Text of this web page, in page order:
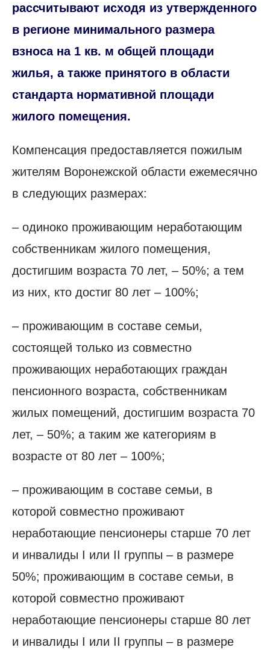
рассчитывают исходя из утвержденного
в регионе минимального размера
взноса на 1 кв. м общей площади
жилья, а также принятого в области
стандарта нормативной площади
жилого помещения.
Компенсация предоставляется пожилым
жителям Воронежской области ежемесячно
в следующих размерах:
– одиноко проживающим неработающим
собственникам жилого помещения,
достигшим возраста 70 лет, – 50%; а тем
из них, кто достиг 80 лет – 100%;
– проживающим в составе семьи,
состоящей только из совместно
проживающих неработающих граждан
пенсионного возраста, собственникам
жилых помещений, достигшим возраста 70
лет, – 50%; а таким же категориям в
возрасте от 80 лет – 100%;
– проживающим в составе семьи, в
которой совместно проживают
неработающие пенсионеры старше 70 лет
и инвалиды I или II группы – в размере
50%; проживающим в составе семьи, в
которой совместно проживают
неработающие пенсионеры старше 80 лет
и инвалиды I или II группы – в размере